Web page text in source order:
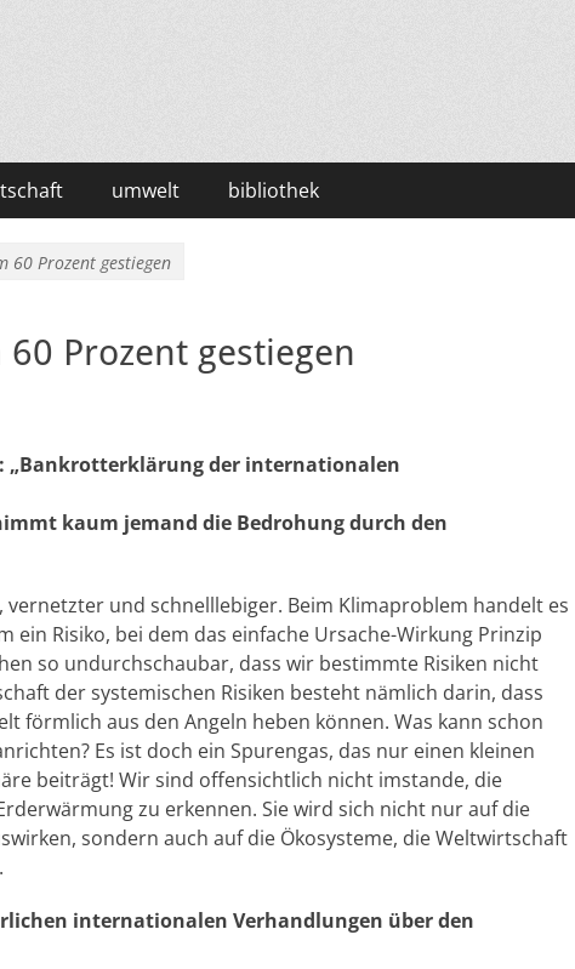
umwelt bibliothek
60 Prozent gestiegen
Prozent gestiegen
„Bankrotterklärung der internationalen
kaum jemand die Bedrohung durch den
und schnelllebiger. Beim Klimaproblem handelt es
ein Risiko, bei dem das einfache Ursache-Wirkung Prinzip
so undurchschaubar, dass wir bestimmte Risiken nicht
der systemischen Risiken besteht nämlich darin, dass
förmlich aus den Angeln heben können. Was kann schon
Es ist doch ein Spurengas, das nur einen kleinen
beiträgt! Wir sind offensichtlich nicht imstande, die
zu erkennen. Sie wird sich nicht nur auf die
sondern auch auf die Ökosysteme, die Weltwirtschaft
internationalen Verhandlungen über den